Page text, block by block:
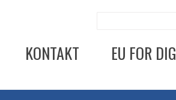
KONTAKT EU FOR DIG